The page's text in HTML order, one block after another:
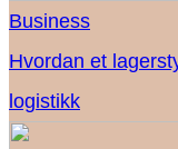
Business
Hvordan et
logistikk